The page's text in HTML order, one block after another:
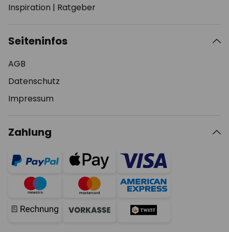
Inspiration | Ratgeber
Seiteninfos
AGB
Datenschutz
Impressum
Zahlung